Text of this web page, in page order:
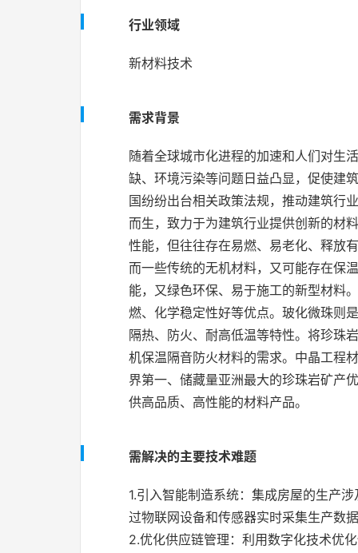
行业领域
新材料技术
需求背景
随着全球城市化进程的加速和人们对生
缺、环境污染等问题日益凸显，促使建
国纷纷出台相关政策法规，推动建筑行
而生，致力于为建筑行业提供创新的材
性能，但往往存在易燃、易老化、释放
而一些传统的无机材料，又可能存在保
能，又绿色环保、易于施工的新型材料
燃、化学稳定性好等优点。 玻化微珠则
隔热、防火、耐高低温等特性。将珍珠
机保温隔音防火材料的需求。中晶工程
界第一、储藏量亚洲最大的珍珠岩矿产
供高品质、高性能的材料产品。
需解决的主要技术难题
1.引入智能制造系统：集成房屋的生产
过物联网设备和传感器实时采集生产数
2.优化供应链管理：利用数字化技术优